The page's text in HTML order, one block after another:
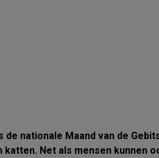
de nationale Maand van de
katten. Net als mensen kunnen